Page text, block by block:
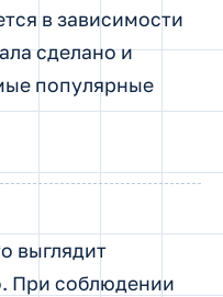
в зависимости
сделано и
популярные
выглядит
При соблюдении